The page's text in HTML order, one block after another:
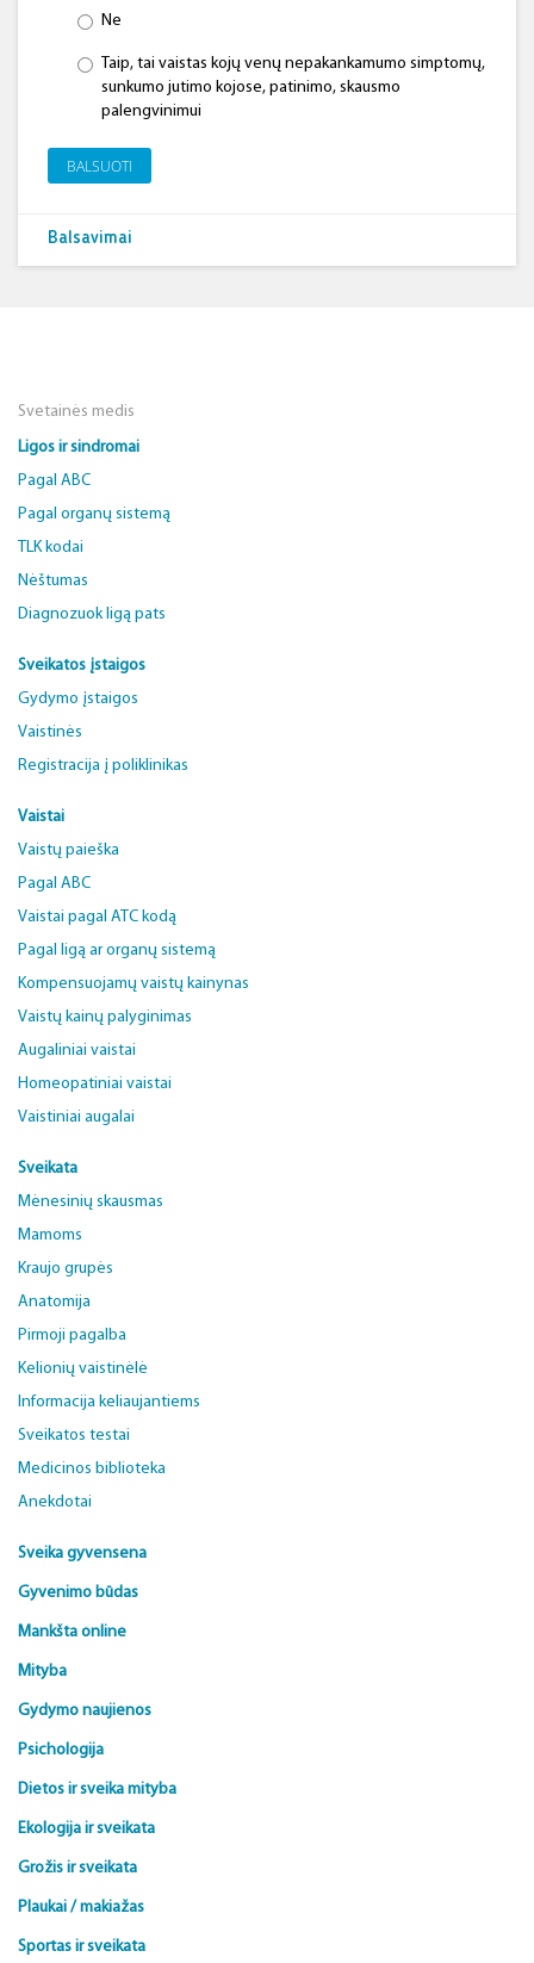
Ne
Taip, tai vaistas kojų venų nepakankamumo simptomų,
sunkumo jutimo kojose, patinimo, skausmo
palengvinimui
BALSUOTI
Balsavimai
Svetainės medis
Ligos ir sindromai
Pagal ABC
Pagal organų sistemą
TLK kodai
Nėštumas
Diagnozuok ligą pats
Sveikatos įstaigos
Gydymo įstaigos
Vaistinės
Registracija į poliklinikas
Vaistai
Vaistų paieška
Pagal ABC
Vaistai pagal ATC kodą
Pagal ligą ar organų sistemą
Kompensuojamų vaistų kainynas
Vaistų kainų palyginimas
Augaliniai vaistai
Homeopatiniai vaistai
Vaistiniai augalai
Sveikata
Mėnesinių skausmas
Mamoms
Kraujo grupės
Anatomija
Pirmoji pagalba
Kelionių vaistinėlė
Informacija keliaujantiems
Sveikatos testai
Medicinos biblioteka
Anekdotai
Sveika gyvensena
Gyvenimo būdas
Mankšta online
Mityba
Gydymo naujienos
Psichologija
Dietos ir sveika mityba
Ekologija ir sveikata
Grožis ir sveikata
Plaukai / makiažas
Sportas ir sveikata